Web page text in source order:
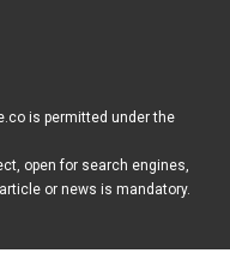
is permitted under the
open for search engines,
or news is mandatory.